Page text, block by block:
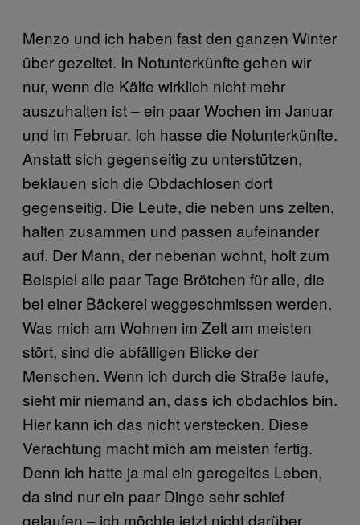
Menzo und ich haben fast den ganzen Winter
über gezeltet. In Notunterkünfte gehen wir
nur, wenn die Kälte wirklich nicht mehr
auszuhalten ist – ein paar Wochen im Januar
und im Februar. Ich hasse die Notunterkünfte.
Anstatt sich gegenseitig zu unterstützen,
beklauen sich die Obdachlosen dort
gegenseitig. Die Leute, die neben uns zelten,
halten zusammen und passen aufeinander
auf. Der Mann, der nebenan wohnt, holt zum
Beispiel alle paar Tage Brötchen für alle, die
bei einer Bäckerei weggeschmissen werden.
Was mich am Wohnen im Zelt am meisten
stört, sind die abfälligen Blicke der
Menschen. Wenn ich durch die Straße laufe,
sieht mir niemand an, dass ich obdachlos bin.
Hier kann ich das nicht verstecken. Diese
Verachtung macht mich am meisten fertig.
Denn ich hatte ja mal ein geregeltes Leben,
da sind nur ein paar Dinge sehr schief
gelaufen – ich möchte jetzt nicht darüber